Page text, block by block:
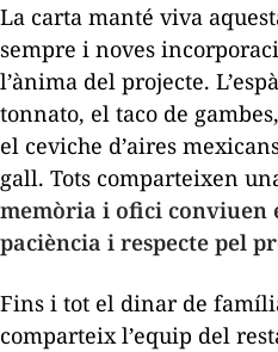
La carta manté viva
sempre i noves
l’ànima del projecte.
tonnato, el taco de
el ceviche d’aires
gall. Tots comparteixen
memòria i ofici conviuen
paciència i respecte pel
Fins i tot el dinar de
comparteix l’equip del